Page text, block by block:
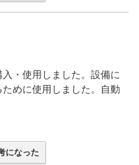
・使用しました。設備に
めに使用しました。自動
になった